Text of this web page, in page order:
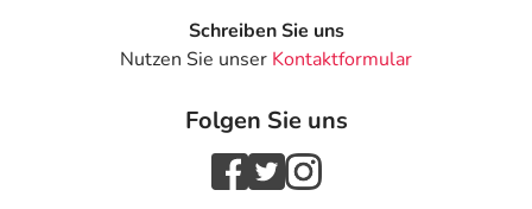
Schreiben Sie uns
Nutzen Sie unser Kontaktformular
Folgen Sie uns